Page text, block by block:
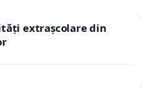
extrașcolare din